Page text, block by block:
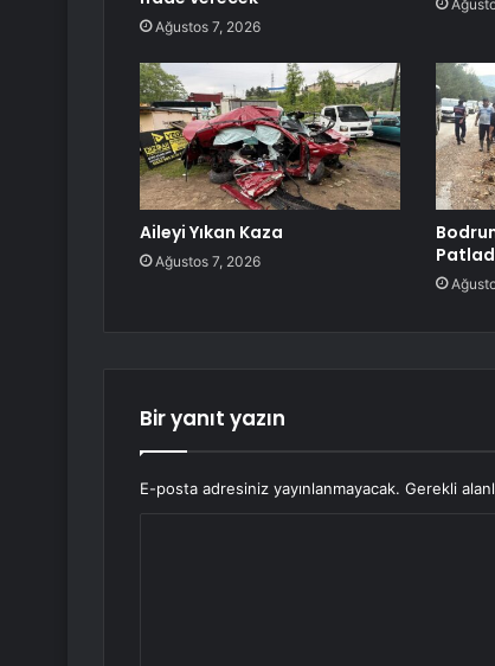
Ağustos 7, 2026
Aileyi Yıkan Kaza
Ağustos 7, 2026
Bir yanıt yazın
E-posta adresiniz yayınlanmayacak. Gerekli